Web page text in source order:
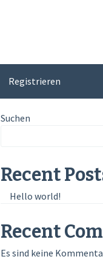
Registrieren
Suchen
Recent
Hello world!
Recent
Es sind keine